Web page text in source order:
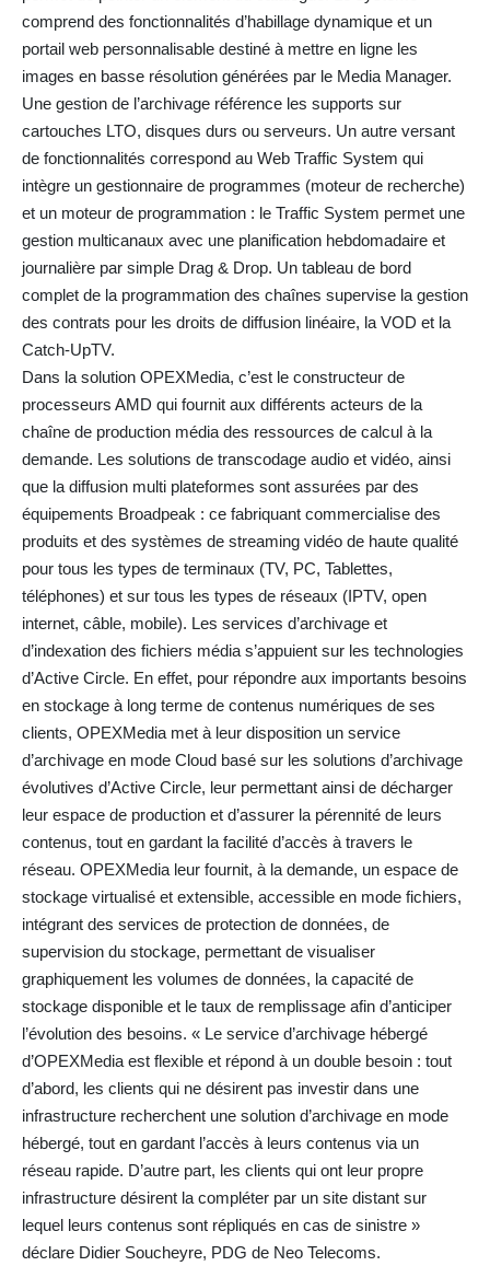
comprend des fonctionnalités d’habillage dynamique et un
portail web personnalisable destiné à mettre en ligne les
images en basse résolution générées par le Media Manager.
Une gestion de l’archivage référence les supports sur
cartouches LTO, disques durs ou serveurs. Un autre versant
de fonctionnalités correspond au Web Traffic System qui
intègre un gestionnaire de programmes (moteur de recherche)
et un moteur de programmation : le Traffic System permet une
gestion multicanaux avec une planification hebdomadaire et
journalière par simple Drag & Drop. Un tableau de bord
complet de la programmation des chaînes supervise la gestion
des contrats pour les droits de diffusion linéaire, la VOD et la
Catch-UpTV.
Dans la solution OPEXMedia, c’est le constructeur de
processeurs AMD qui fournit aux différents acteurs de la
chaîne de production média des ressources de calcul à la
demande. Les solutions de transcodage audio et vidéo, ainsi
que la diffusion multi plateformes sont assurées par des
équipements Broadpeak : ce fabriquant commercialise des
produits et des systèmes de streaming vidéo de haute qualité
pour tous les types de terminaux (TV, PC, Tablettes,
téléphones) et sur tous les types de réseaux (IPTV, open
internet, câble, mobile). Les services d’archivage et
d’indexation des fichiers média s’appuient sur les technologies
d’Active Circle. En effet, pour répondre aux importants besoins
en stockage à long terme de contenus numériques de ses
clients, OPEXMedia met à leur disposition un service
d’archivage en mode Cloud basé sur les solutions d’archivage
évolutives d’Active Circle, leur permettant ainsi de décharger
leur espace de production et d’assurer la pérennité de leurs
contenus, tout en gardant la facilité d’accès à travers le
réseau. OPEXMedia leur fournit, à la demande, un espace de
stockage virtualisé et extensible, accessible en mode fichiers,
intégrant des services de protection de données, de
supervision du stockage, permettant de visualiser
graphiquement les volumes de données, la capacité de
stockage disponible et le taux de remplissage afin d’anticiper
l’évolution des besoins. « Le service d’archivage hébergé
d’OPEXMedia est flexible et répond à un double besoin : tout
d’abord, les clients qui ne désirent pas investir dans une
infrastructure recherchent une solution d’archivage en mode
hébergé, tout en gardant l’accès à leurs contenus via un
réseau rapide. D’autre part, les clients qui ont leur propre
infrastructure désirent la compléter par un site distant sur
lequel leurs contenus sont répliqués en cas de sinistre »
déclare Didier Soucheyre, PDG de Neo Telecoms.